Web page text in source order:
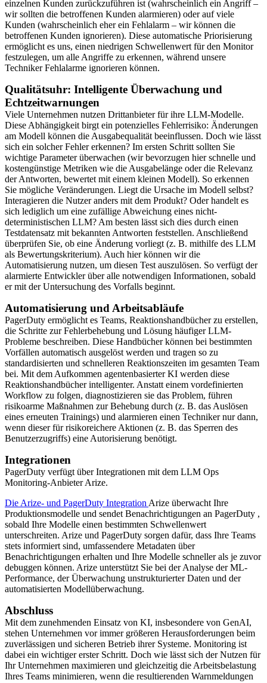
einzelnen Kunden zurückzuführen ist (wahrscheinlich ein Angriff –
wir sollten die betroffenen Kunden alarmieren) oder auf viele
Kunden (wahrscheinlich eher ein Fehlalarm – wir können die
betroffenen Kunden ignorieren). Diese automatische Priorisierung
ermöglicht es uns, einen niedrigen Schwellenwert für den Monitor
festzulegen, um alle Angriffe zu erkennen, während unsere
Techniker Fehlalarme ignorieren können.
Qualitätsuhr: Intelligente Überwachung und
Echtzeitwarnungen
Viele Unternehmen nutzen Drittanbieter für ihre LLM-Modelle.
Diese Abhängigkeit birgt ein potenzielles Fehlerrisiko: Änderungen
am Modell können die Ausgabequalität beeinflussen. Doch wie lässt
sich ein solcher Fehler erkennen? Im ersten Schritt sollten Sie
wichtige Parameter überwachen (wir bevorzugen hier schnelle und
kostengünstige Metriken wie die Ausgabelänge oder die Relevanz
der Antworten, bewertet mit einem kleinen Modell). So erkennen
Sie mögliche Veränderungen. Liegt die Ursache im Modell selbst?
Interagieren die Nutzer anders mit dem Produkt? Oder handelt es
sich lediglich um eine zufällige Abweichung eines nicht-
deterministischen LLM? Am besten lässt sich dies durch einen
Testdatensatz mit bekannten Antworten feststellen. Anschließend
überprüfen Sie, ob eine Änderung vorliegt (z. B. mithilfe des LLM
als Bewertungskriterium). Auch hier können wir die
Automatisierung nutzen, um diesen Test auszulösen. So verfügt der
alarmierte Entwickler über alle notwendigen Informationen, sobald
er mit der Untersuchung des Vorfalls beginnt.
Automatisierung und Arbeitsabläufe
PagerDuty ermöglicht es Teams, Reaktionshandbücher zu erstellen,
die Schritte zur Fehlerbehebung und Lösung häufiger LLM-
Probleme beschreiben. Diese Handbücher können bei bestimmten
Vorfällen automatisch ausgelöst werden und tragen so zu
standardisierten und schnelleren Reaktionszeiten im gesamten Team
bei. Mit dem Aufkommen agentenbasierter KI werden diese
Reaktionshandbücher intelligenter. Anstatt einem vordefinierten
Workflow zu folgen, diagnostizieren sie das Problem, führen
risikoarme Maßnahmen zur Behebung durch (z. B. das Auslösen
eines erneuten Trainings) und alarmieren einen Techniker nur dann,
wenn dieser für risikoreichere Aktionen (z. B. das Sperren des
Benutzerzugriffs) eine Autorisierung benötigt.
Integrationen
PagerDuty verfügt über Integrationen mit dem LLM Ops
Monitoring-Anbieter Arize.
Die Arize- und PagerDuty Integration Arize überwacht Ihre
Produktionsmodelle und sendet Benachrichtigungen an PagerDuty ,
sobald Ihre Modelle einen bestimmten Schwellenwert
unterschreiten. Arize und PagerDuty sorgen dafür, dass Ihre Teams
stets informiert sind, umfassendere Metadaten über
Benachrichtigungen erhalten und Ihre Modelle schneller als je zuvor
debuggen können. Arize unterstützt Sie bei der Analyse der ML-
Performance, der Überwachung unstrukturierter Daten und der
automatisierten Modellüberwachung.
Abschluss
Mit dem zunehmenden Einsatz von KI, insbesondere von GenAI,
stehen Unternehmen vor immer größeren Herausforderungen beim
zuverlässigen und sicheren Betrieb ihrer Systeme. Monitoring ist
dabei ein wichtiger erster Schritt. Doch wie lässt sich der Nutzen für
Ihr Unternehmen maximieren und gleichzeitig die Arbeitsbelastung
Ihres Teams minimieren, wenn die resultierenden Warnmeldungen